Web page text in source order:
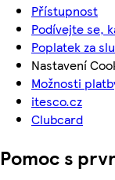
Přístupnost
Podívejte se,
Poplatek za
Nastavení
Možnosti
itesco.cz
Clubcard
Pomoc s